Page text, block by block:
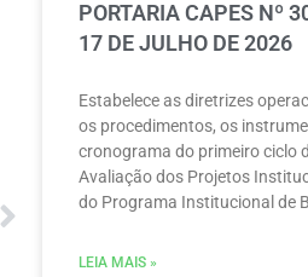
PORTARIA CAPES Nº
17 DE JULHO DE 2026
Estabelece as diretrizes
os procedimentos, os
cronograma do primeiro ciclo
Avaliação dos Projetos
do Programa Institucional de
LEIA MAIS »